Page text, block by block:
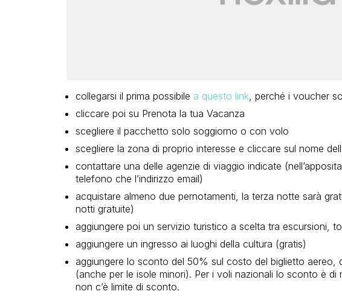
collegarsi il prima possibile a questo link , perché i voucher
cliccare poi su Prenota la tua Vacanza
scegliere il pacchetto solo soggiorno o con volo
scegliere la zona di proprio interesse e cliccare sul nome
contattare una delle agenzie di viaggio indicate
telefono che l’indirizzo email)
acquistare almeno due pernotamenti, la terza notte sarà
notti gratuite)
aggiungere poi un servizio turistico a scelta tra escursioni,
aggiungere un ingresso ai luoghi della cultura (gratis)
aggiungere lo sconto del 50% sul costo del biglietto aereo,
(anche per le isole minori). Per i voli nazionali lo sconto è di
non c’è limite di sconto.